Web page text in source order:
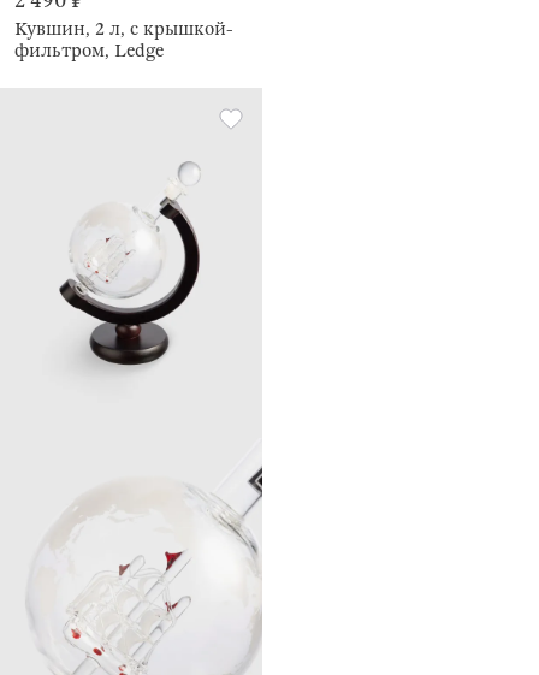
Кувшин, 2 л, с крышкой-
фильтром, Ledge